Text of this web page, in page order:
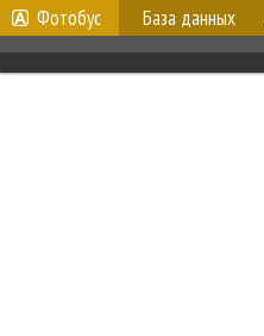
Фотобус База данных